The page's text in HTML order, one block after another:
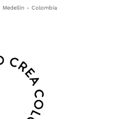
Medellin - Colombia